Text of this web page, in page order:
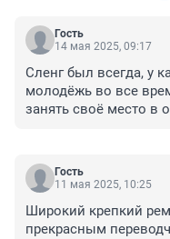
Гость
14 мая 2025, 09:17
Сленг был всегда, у
молодёжь во все
занять своё место в
Гость
11 мая 2025, 10:25
Широкий крепкий
прекрасным